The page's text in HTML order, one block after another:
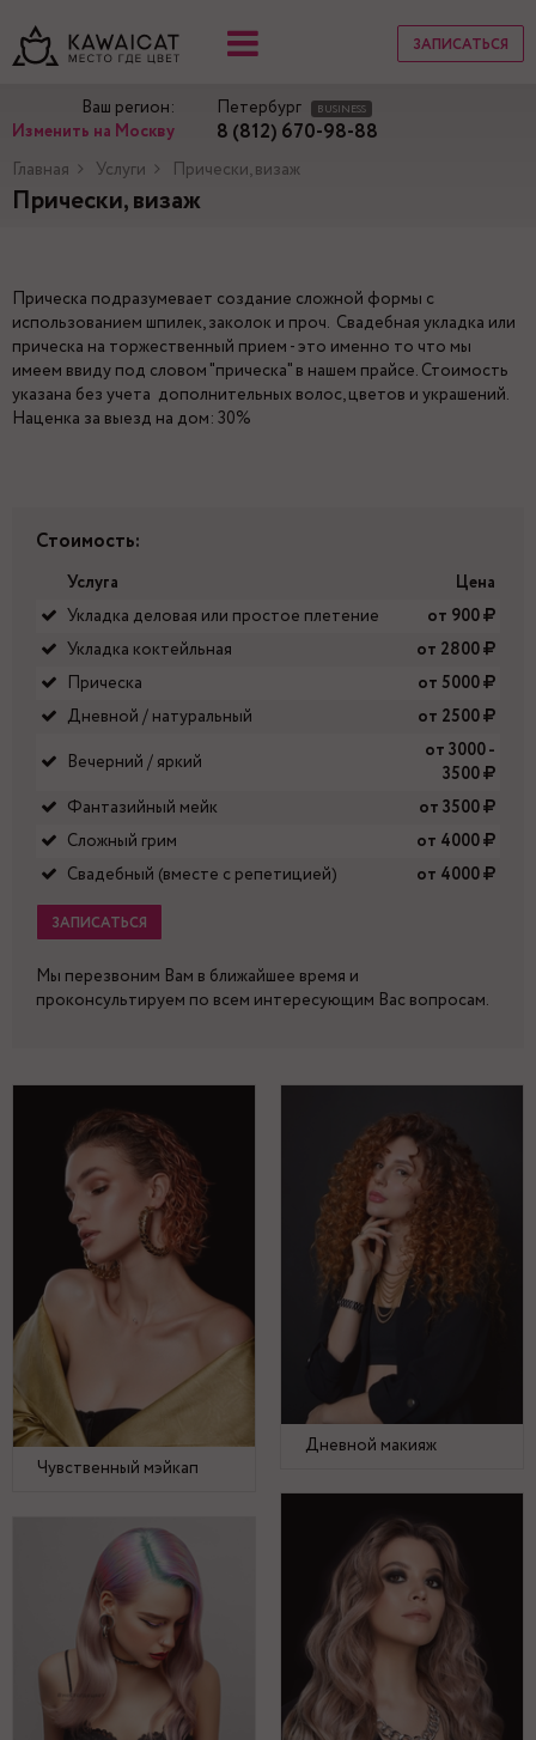
ЗАПИСАТЬСЯ
Ваш регион:
Изменить на Москву
Петербург BUSINESS
8 (812) 670-98-88
Главная Услуги Прически, визаж
Прически, визаж
Прическа подразумевает создание сложной формы с
использованием шпилек, заколок и проч. Свадебная укладка или
прическа на торжественный прием - это именно то что мы
имеем ввиду под словом "прическа" в нашем прайсе. Стоимость
указана без учета дополнительных волос, цветов и украшений.
Наценка за выезд на дом: 30%
Стоимость:
Услуга
Цена
Укладка деловая или простое плетение
от 900
Укладка коктейльная
от 2800
Прическа
от 5000
Дневной / натуральный
от 2500
Вечерний / яркий
от 3000 -
3500
Фантазийный мейк
от 3500
Сложный грим
от 4000
Свадебный (вместе с репетицией)
от 4000
ЗАПИСАТЬСЯ
Мы перезвоним Вам в ближайшее время и
проконсультируем по всем интересующим Вас вопросам.
Чувственный мэйкап
Дневной макияж